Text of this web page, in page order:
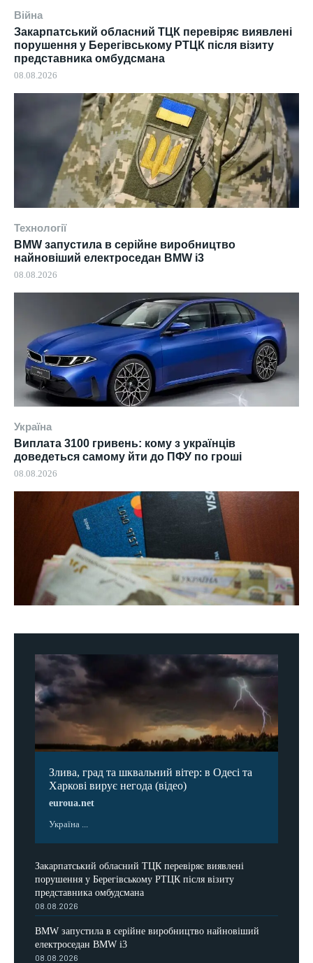
Війна
Закарпатський обласний ТЦК перевіряє виявлені
порушення у Берегівському РТЦК після візиту
представника омбудсмана
08.08.2026
Технології
BMW запустила в серійне виробництво
найновіший електроседан BMW i3
08.08.2026
Україна
Виплата 3100 гривень: кому з українців
доведеться самому йти до ПФУ по гроші
08.08.2026
Злива, град та шквальний вітер: в Одесі та
Харкові вирує негода (відео)
euroua.net
Україна ...
Закарпатський обласний ТЦК перевіряє виявлені
порушення у Берегівському РТЦК після візиту
представника омбудсмана
08.08.2026
BMW запустила в серійне виробництво найновіший
електроседан BMW i3
08.08.2026